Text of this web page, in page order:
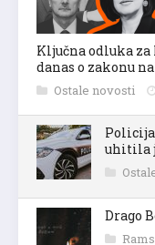
Ključna odluka za
danas o zakonu
Ostale novosti
uhitila
Drago